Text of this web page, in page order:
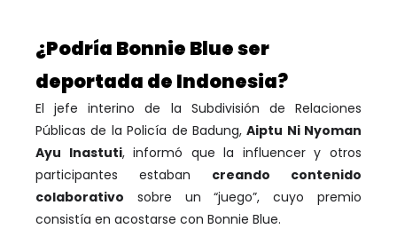
¿Podría Bonnie Blue ser
deportada de Indonesia?
El jefe interino de la Subdivisión de Relaciones
Públicas de la Policía de Badung,Aiptu Ni Nyoman
Ayu Inastuti, informó que la influencer y otros
participantes estaban creando contenido
colaborativo sobre un “juego”, cuyo premio
consistía en acostarse con Bonnie Blue.